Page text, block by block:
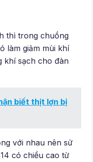
thì trong chuồng
làm giảm mùi khí
khí sạch cho đàn
biết thịt lợn bị
với nhau nên sử
có chiều cao từ